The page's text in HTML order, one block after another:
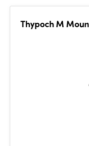
Thypoch M